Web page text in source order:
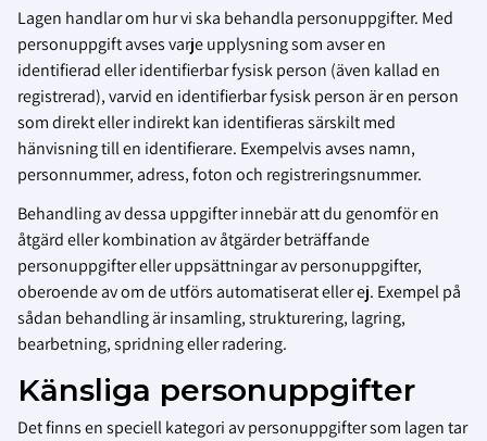
Lagen handlar om hur vi ska behandla personuppgifter. Med
personuppgift avses varje upplysning som avser en
identifierad eller identifierbar fysisk person (även kallad en
registrerad), varvid en identifierbar fysisk person är en person
som direkt eller indirekt kan identifieras särskilt med
hänvisning till en identifierare. Exempelvis avses namn,
personnummer, adress, foton och registreringsnummer.
Behandling av dessa uppgifter innebär att du genomför en
åtgärd eller kombination av åtgärder beträffande
personuppgifter eller uppsättningar av personuppgifter,
oberoende av om de utförs automatiserat eller ej. Exempel på
sådan behandling är insamling, strukturering, lagring,
bearbetning, spridning eller radering.
Känsliga personuppgifter
Det finns en speciell kategori av personuppgifter som lagen tar